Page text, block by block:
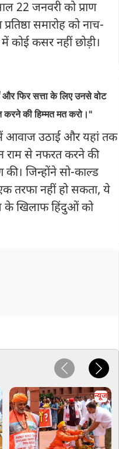
22 जनवरी को प्राण
समारोह को नाच-
कोई कसर नहीं छोड़ी।
और फिर सत्ता के लिए उनसे वोट
की हिम्मत मत करो।"
आवाज उठाई और यहां तक
राम से नफरत करने की
जिन्होंने सो-काल्ड
तरफा नहीं हो सकता, ये
के खिलाफ हिंदुओं को
न्यूज